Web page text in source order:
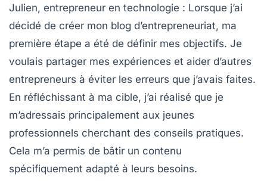
Julien, entrepreneur en technologie : Lorsque j’ai
décidé de créer mon blog d’entrepreneuriat, ma
première étape a été de définir mes objectifs. Je
voulais partager mes expériences et aider d’autres
entrepreneurs à éviter les erreurs que j’avais faites.
En réfléchissant à ma cible, j’ai réalisé que je
m’adressais principalement aux jeunes
professionnels cherchant des conseils pratiques.
Cela m’a permis de bâtir un contenu
spécifiquement adapté à leurs besoins.